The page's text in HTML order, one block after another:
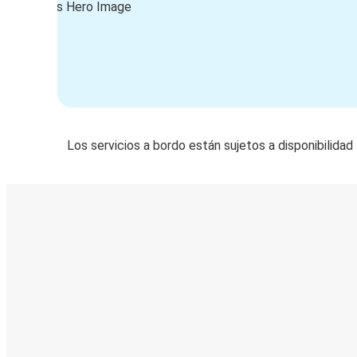
Los servicios a bordo están sujetos a disponibilidad